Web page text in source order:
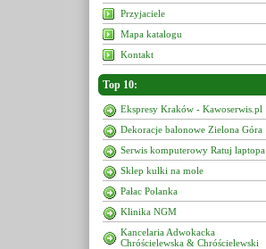
Przyjaciele
Mapa katalogu
Kontakt
Top 10:
Ekspresy Kraków - Kawoserwis.pl
Dekoracje balonowe Zielona Góra
Serwis komputerowy Ratuj laptopa
Sklep kulki na mole
Pałac Polanka
Klinika NGM
Kancelaria Adwokacka
Chróścielewska & Chróścielewski